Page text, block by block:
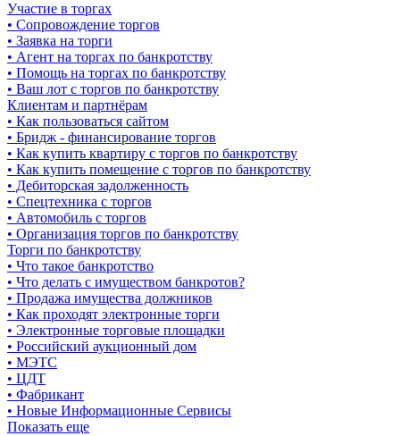
Участие в торгах
• Сопровождение торгов
• Заявка на торги
• Агент на торгах по банкротству
• Помощь на торгах по банкротству
• Ваш лот с торгов по банкротству
Клиентам и партнёрам
• Как пользоваться сайтом
• Бридж - финансирование торгов
• Как купить квартиру с торгов по банкротству
• Как купить помещение с торгов по банкротству
• Дебиторская задолженность
• Спецтехника с торгов
• Автомобиль с торгов
• Организация торгов по банкротству
Торги по банкротству
• Что такое банкротство
• Что делать с имуществом банкротов?
• Продажа имущества должников
• Как проходят электронные торги
• Электронные торговые площадки
• Российский аукционный дом
• МЭТС
• ЦДТ
• Фабрикант
• Новые Информационные Сервисы
Показать еще